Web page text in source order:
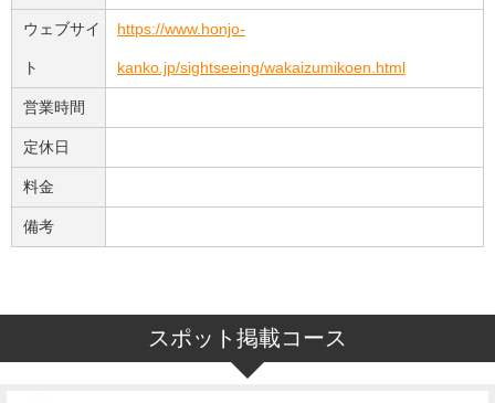
ウェブサイ
ト
https://www.honjo-
kanko.jp/sightseeing/wakaizumikoen.html
営業時間
定休日
料金
備考
スポット掲載コース